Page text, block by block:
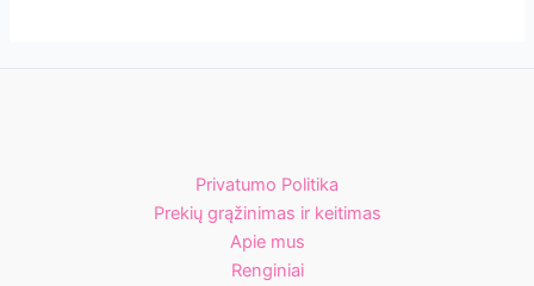
Privatumo Politika
Prekių grąžinimas ir keitimas
Apie mus
Renginiai